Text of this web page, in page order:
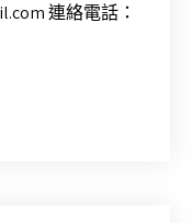
連絡電話：